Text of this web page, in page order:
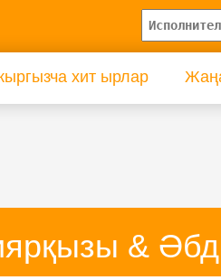
хит ырлар
&